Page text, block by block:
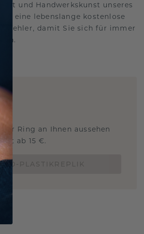
und Handwerkskunst unseres
eine lebenslange kostenlose
damit Sie sich für immer
Ring an Ihnen aussehen
ab 15 €.
3D-PLASTIKREPLIK